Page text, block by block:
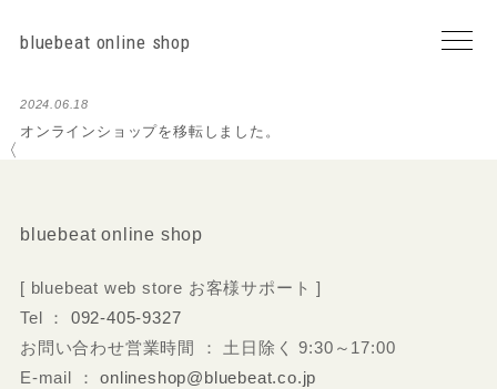
bluebeat online shop
2024.06.18
オンラインショップを移転しました。
〈
bluebeat online shop
[ bluebeat web store お客様サポート ]
Tel ： 092-405-9327
お問い合わせ営業時間 ： 土日除く 9:30～17:00
E-mail ：onlineshop@bluebeat.co.jp